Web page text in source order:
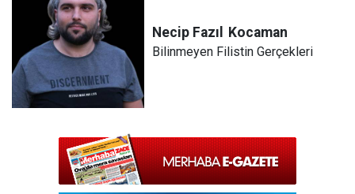
Necip Fazıl Kocaman
Bilinmeyen Filistin Gerçekleri